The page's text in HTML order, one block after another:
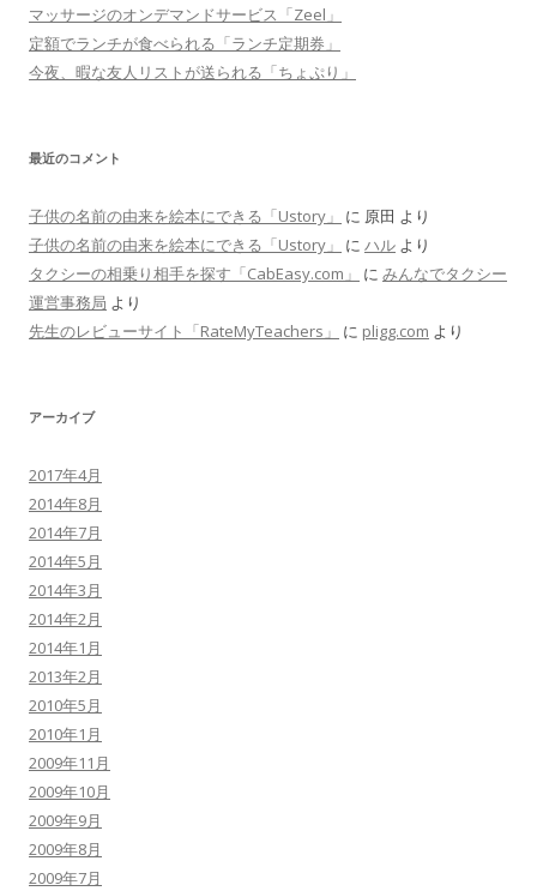
マッサージのオンデマンドサービス「Zeel」
定額でランチが食べられる「ランチ定期券」
今夜、暇な友人リストが送られる「ちょぷり」
最近のコメント
子供の名前の由来を絵本にできる「Ustory」 に 原田 より
子供の名前の由来を絵本にできる「Ustory」
に ハル より
タクシーの相乗り相手を探す「CabEasy.com」
に みんなでタクシー
運営事務局 より
先生のレビューサイト「RateMyTeachers」
に pligg.com より
アーカイブ
2017年4月
2014年8月
2014年7月
2014年5月
2014年3月
2014年2月
2014年1月
2013年2月
2010年5月
2010年1月
2009年11月
2009年10月
2009年9月
2009年8月
2009年7月